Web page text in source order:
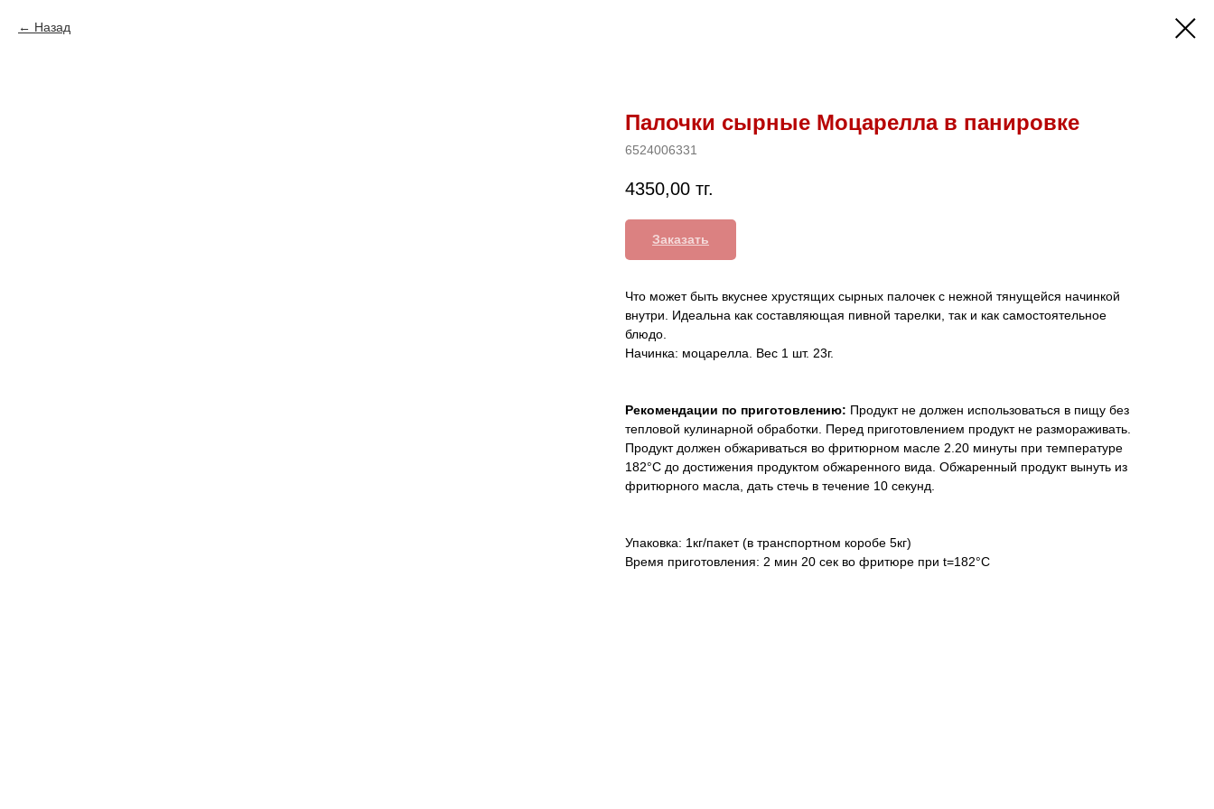
Назад
Палочки сырные Моцарелла в панировке
6524006331
4350,00 тг.
Заказать
Что может быть вкуснее хрустящих сырных палочек с нежной тянущейся начинкой
внутри. Идеальна как составляющая пивной тарелки, так и как самостоятельное
блюдо.
Начинка: моцарелла. Вес 1 шт. 23г.
Рекомендации по приготовлению: Продукт не должен использоваться в пищу без
тепловой кулинарной обработки. Перед приготовлением продукт не размораживать.
Продукт должен обжариваться во фритюрном масле 2.20 минуты при температуре
182°С до достижения продуктом обжаренного вида. Обжаренный продукт вынуть из
фритюрного масла, дать стечь в течение 10 секунд.
Упаковка: 1кг/пакет (в транспортном коробе 5кг)
Время приготовления: 2 мин 20 сек во фритюре при t=182°С